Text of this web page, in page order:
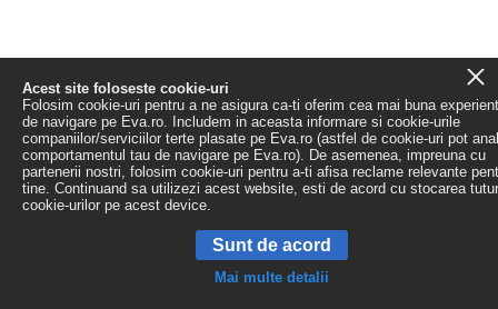
Acest site foloseste cookie-uri
Folosim cookie-uri pentru a ne asigura ca-ti oferim cea mai buna
de navigare pe Eva.ro. Includem in aceasta informare si cookie-urile
companiilor/serviciilor terte plasate pe Eva.ro (astfel de cookie-uri pot
comportamentul tau de navigare pe Eva.ro). De asemenea, impreuna cu
partenerii nostri, folosim cookie-uri pentru a-ti afisa reclame relevante
tine. Continuand sa utilizezi acest website, esti de acord cu stocarea
cookie-urilor pe acest device.
Sunt de acord
Mai multe detalii